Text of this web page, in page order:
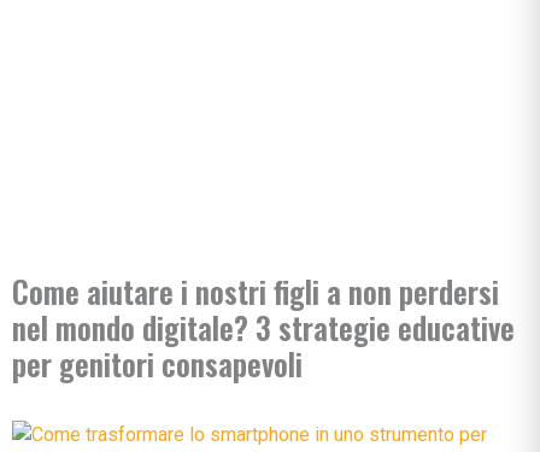
Come aiutare i nostri figli a non perdersi
nel mondo digitale? 3 strategie educative
per genitori consapevoli